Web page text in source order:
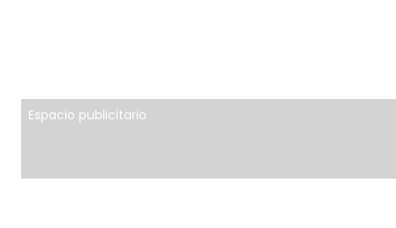
Espacio publicitario